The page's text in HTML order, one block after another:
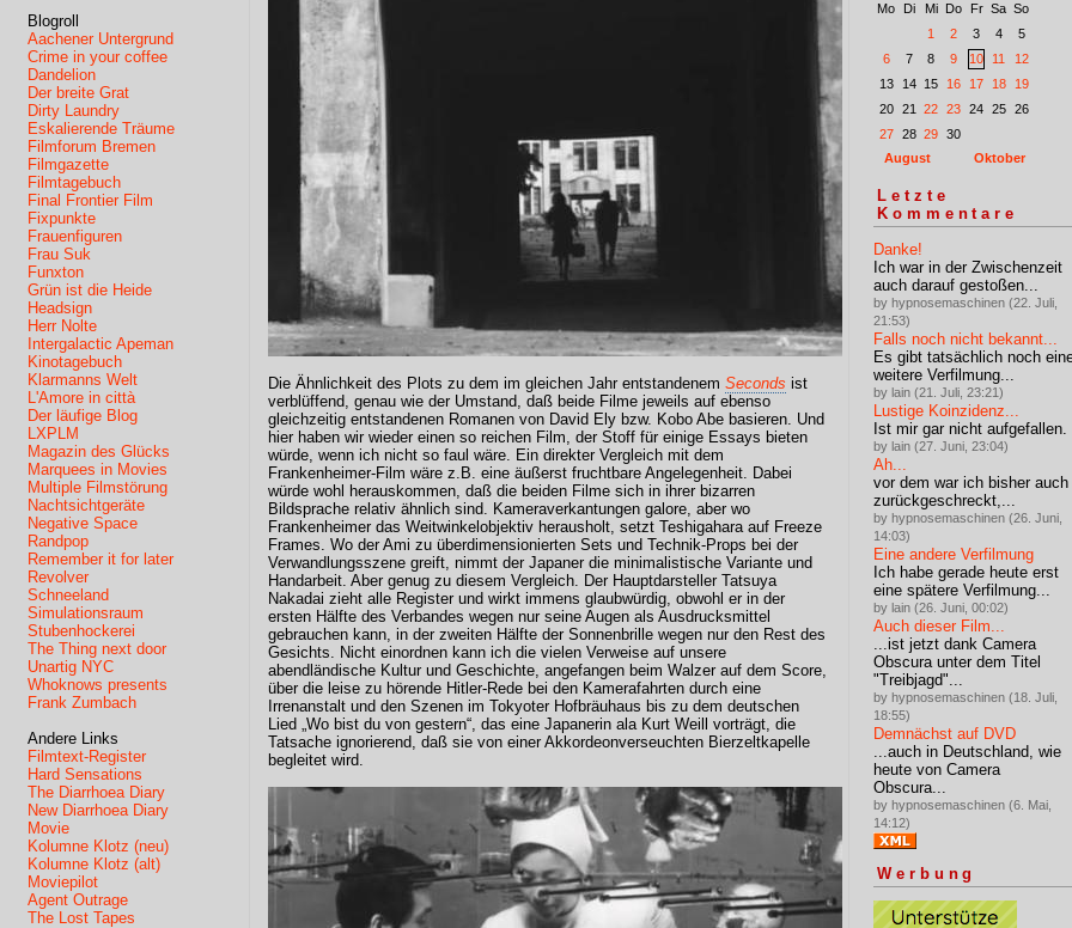
Blogroll
Aachener Untergrund
Crime in your coffee
Dandelion
Der breite Grat
Dirty Laundry
Eskalierende Träume
Filmforum Bremen
Filmgazette
Filmtagebuch
Final Frontier Film
Fixpunkte
Frauenfiguren
Frau Suk
Funxton
Grün ist die Heide
Headsign
Herr Nolte
Intergalactic Apeman
Kinotagebuch
Klarmanns Welt
L'Amore in città
Der läufige Blog
LXPLM
Magazin des Glücks
Marquees in Movies
Multiple Filmstörung
Nachtsichtgeräte
Negative Space
Randpop
Remember it for later
Revolver
Schneeland
Simulationsraum
Stubenhockerei
The Thing next door
Unartig NYC
Whoknows presents
Frank Zumbach
Andere Links
Filmtext-Register
Hard Sensations
The Diarrhoea Diary
New Diarrhoea Diary
Movie
Kolumne Klotz (neu)
Kolumne Klotz (alt)
Moviepilot
Agent Outrage
The Lost Tapes
Die Ähnlichkeit des Plots zu dem im gleichen Jahr entstandenem Seconds ist
verblüffend, genau wie der Umstand, daß beide Filme jeweils auf ebenso
gleichzeitig entstandenen Romanen von David Ely bzw. Kobo Abe basieren. Und
hier haben wir wieder einen so reichen Film, der Stoff für einige Essays bieten
würde, wenn ich nicht so faul wäre. Ein direkter Vergleich mit dem
Frankenheimer-Film wäre z.B. eine äußerst fruchtbare Angelegenheit. Dabei
würde wohl herauskommen, daß die beiden Filme sich in ihrer bizarren
Bildsprache relativ ähnlich sind. Kameraverkantungen galore, aber wo
Frankenheimer das Weitwinkelobjektiv herausholt, setzt Teshigahara auf Freeze
Frames. Wo der Ami zu überdimensionierten Sets und Technik-Props bei der
Verwandlungsszene greift, nimmt der Japaner die minimalistische Variante und
Handarbeit. Aber genug zu diesem Vergleich. Der Hauptdarsteller Tatsuya
Nakadai zieht alle Register und wirkt immens glaubwürdig, obwohl er in der
ersten Hälfte des Verbandes wegen nur seine Augen als Ausdrucksmittel
gebrauchen kann, in der zweiten Hälfte der Sonnenbrille wegen nur den Rest des
Gesichts. Nicht einordnen kann ich die vielen Verweise auf unsere
abendländische Kultur und Geschichte, angefangen beim Walzer auf dem Score,
über die leise zu hörende Hitler-Rede bei den Kamerafahrten durch eine
Irrenanstalt und den Szenen im Tokyoter Hofbräuhaus bis zu dem deutschen
Lied „Wo bist du von gestern“, das eine Japanerin ala Kurt Weill vorträgt, die
Tatsache ignorierend, daß sie von einer Akkordeonverseuchten Bierzeltkapelle
begleitet wird.
Mo
Di Mi Do Fr Sa So
1
2 3 4
5
6
7 8 9 10 11
12
13
14 15 16 17 18
19
20
21 22 23 24 25
26
27
28 29 30
August
Oktober
Letzte
Kommentare
Danke!
Ich war in der Zwischenzeit
auch darauf gestoßen...
by hypnosemaschinen (22. Juli,
21:53)
Falls noch nicht bekannt...
Es gibt tatsächlich noch
weitere Verfilmung...
by lain (21. Juli, 23:21)
Lustige Koinzidenz...
Ist mir gar nicht aufgefallen.
by lain (27. Juni, 23:04)
Ah...
vor dem war ich bisher auch
zurückgeschreckt,...
by hypnosemaschinen (26. Juni,
14:03)
Eine andere Verfilmung
Ich habe gerade heute erst
eine spätere Verfilmung...
by lain (26. Juni, 00:02)
Auch dieser Film...
...ist jetzt dank Camera
Obscura unter dem Titel
"Treibjagd"...
by hypnosemaschinen (18. Juli,
18:55)
Demnächst auf DVD
...auch in Deutschland, wie
heute von Camera
Obscura...
by hypnosemaschinen (6. Mai,
14:12)
Werbung